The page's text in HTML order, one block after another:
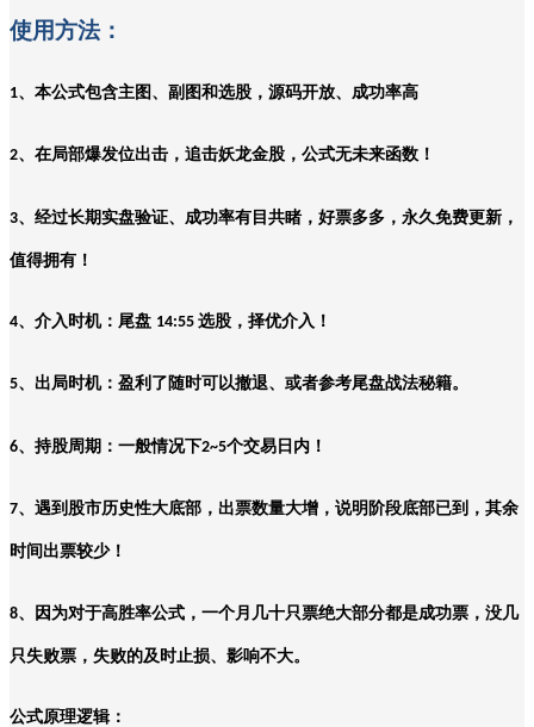
使用方法：
1、本公式包含主图、副图和选股，源码开放、成功率高
2、在局部爆发位出击，追击妖龙金股，公式无未来函数！
3、经过长期实盘验证、成功率有目共睹，好票多多，永久免费更新，
值得拥有！
4、介入时机：尾盘 14:55 选股，择优介入！
5、出局时机：盈利了随时可以撤退、或者参考尾盘战法秘籍。
6、持股周期：一般情况下2~5个交易日内！
7、遇到股市历史性大底部，出票数量大增，说明阶段底部已到，其余
时间出票较少！
8、因为对于高胜率公式，一个月几十只票绝大部分都是成功票，没几
只失败票，失败的及时止损、影响不大。
公式原理逻辑：